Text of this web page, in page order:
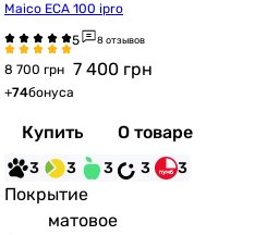
Maico ECA 100 ipro
8 отзывов
8 700 грн 7 400 грн
+74бонуса
Купить О товаре
3 3 3 3 3
Покрытие
матовое